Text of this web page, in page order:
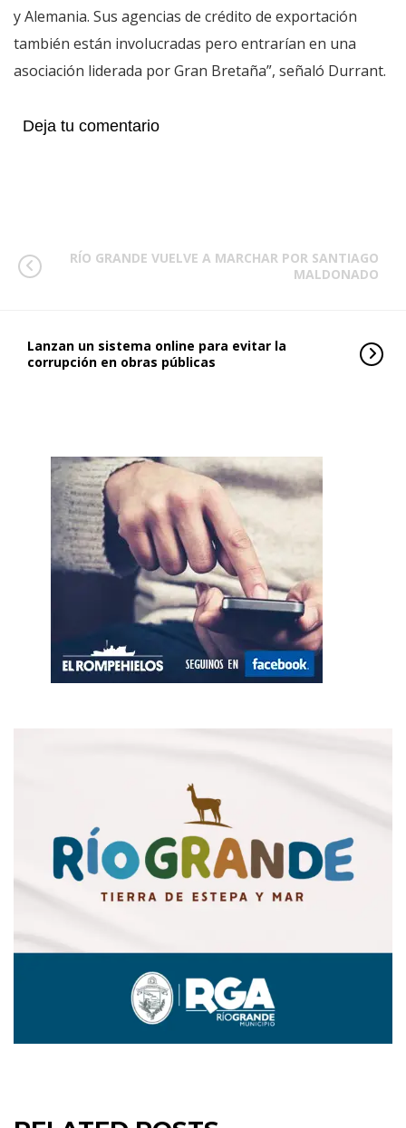
y Alemania. Sus agencias de crédito de exportación
también están involucradas pero entrarían en una
asociación liderada por Gran Bretaña”, señaló Durrant.
Deja tu comentario
RÍO GRANDE VUELVE A MARCHAR POR SANTIAGO
MALDONADO
Lanzan un sistema online para evitar la
corrupción en obras públicas